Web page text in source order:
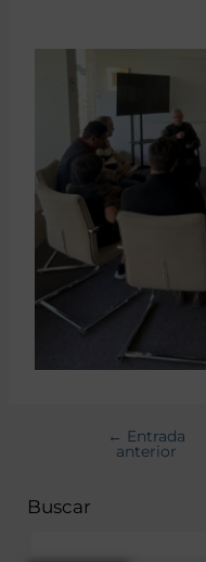
← Entrada
anterior
Buscar